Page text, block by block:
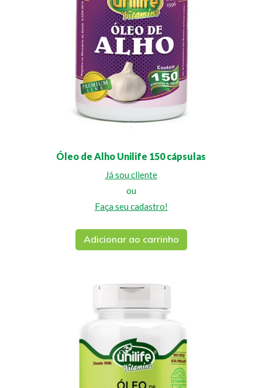
Óleo de Alho Unilife 150 cápsulas
Já sou cliente
ou
Faça seu cadastro!
Adicionar ao carrinho